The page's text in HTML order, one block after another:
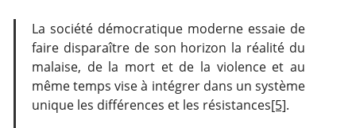
La société démocratique moderne essaie de
faire disparaître de son horizon la réalité du
malaise, de la mort et de la violence et au
même temps vise à intégrer dans un système
unique les différences et les résistances[5].